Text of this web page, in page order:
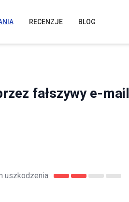
RECENZJE BLOG
fałszywy e-mail
uszkodzenia: